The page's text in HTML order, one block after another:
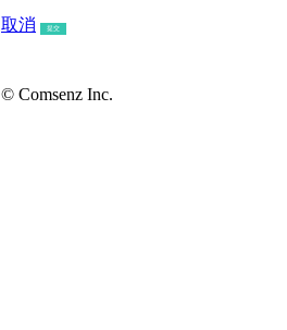
取消 提交
© Comsenz Inc.